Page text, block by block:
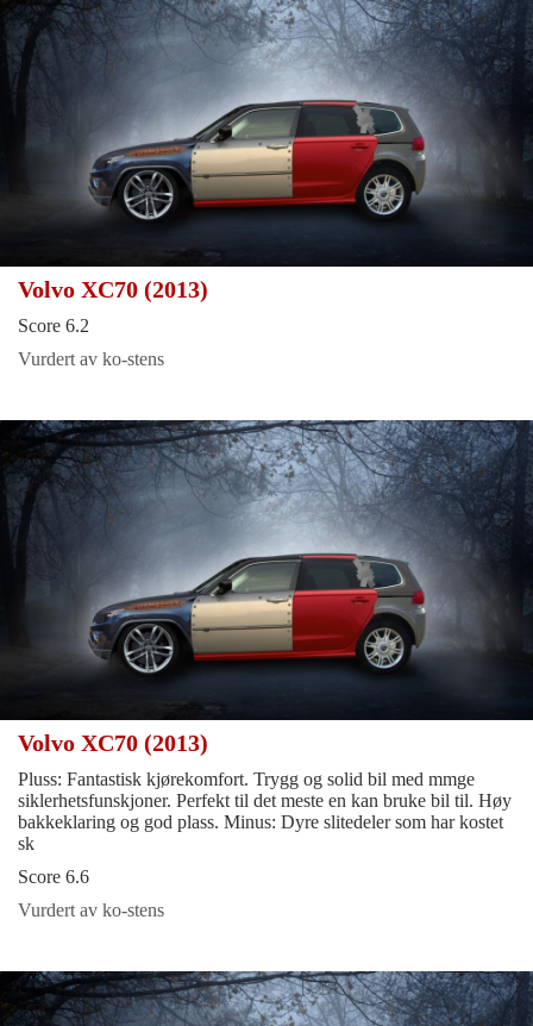
Volvo XC70 (2013)
Score 6.2
Vurdert av ko-stens
Volvo XC70 (2013)
Pluss: Fantastisk kjørekomfort. Trygg og solid bil med mmge
siklerhetsfunskjoner. Perfekt til det meste en kan bruke bil til. Høy
bakkeklaring og god plass. Minus: Dyre slitedeler som har kostet
sk
Score 6.6
Vurdert av ko-stens